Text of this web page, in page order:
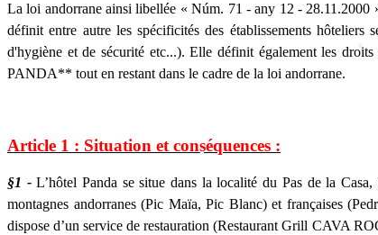
La loi andorrane ainsi libellée « Núm. 71 - any 12 - 28.11.2000
définit entre autre les spécificités des établissements
d'hygiène et de sécurité etc...). Elle définit également les
PANDA** tout en restant dans le cadre de la loi andorrane.
Article 1 : Situation et conséquences :
§1 -L’hôtel Panda se situe dans la localité du Pas de la
montagnes andorranes (Pic Maïa, Pic Blanc) et françaises
dispose d’un service de restauration (Restaurant Grill CAVA
• • •